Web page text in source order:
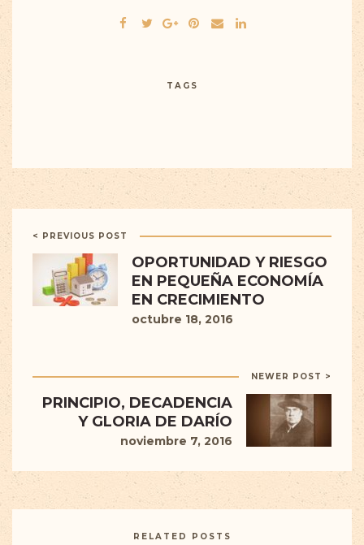
TAGS
< PREVIOUS POST
OPORTUNIDAD Y RIESGO
EN PEQUEÑA ECONOMÍA
EN CRECIMIENTO
octubre 18, 2016
NEWER POST >
PRINCIPIO, DECADENCIA
Y GLORIA DE DARÍO
noviembre 7, 2016
RELATED POSTS